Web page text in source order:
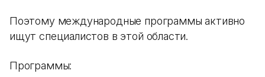
Поэтому международные программы активно
ищут специалистов в этой области.
Программы: